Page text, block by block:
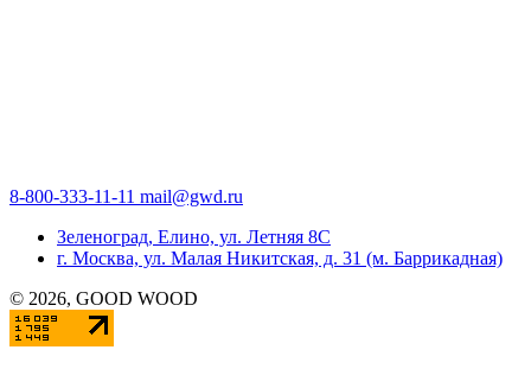
8-800-333-11-11 mail@gwd.ru
Зеленоград, Елино, ул. Летняя 8С
г. Москва, ул. Малая Никитская, д. 31 (м. Баррикадная)
© 2026, GOOD WOOD